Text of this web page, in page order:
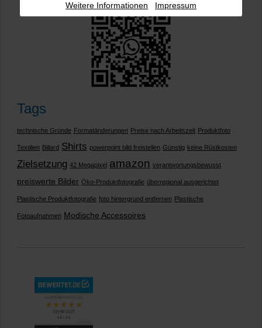
Tags
technische Gründe Formatänderungen Preise nach Arbeitszeit Produktfoto
Textilien Billard Shirts powerpoint bild freistellen Günstig keine Rüstkosten
Zielsetzung 42 Megapixel amazon verantwortungsbewusst
preiswerte Bilder Öko-Produktfotografie überregional ausgerichtet
Plastische Produktfotografie foto hintergrund entfernen Plastische
Fotoaufnahmen Modische Accessoires
Weitere Informationen Impressum